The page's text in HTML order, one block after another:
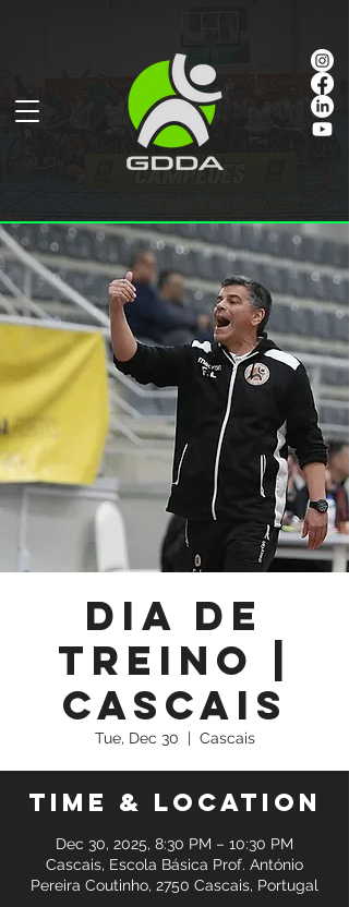
Dia de
Treino |
Cascais
Tue, Dec 30
  |
Cascais
Time & Location
Dec 30, 2025, 8:30 PM – 10:30 PM
Cascais, Escola Básica Prof. António
Pereira Coutinho, 2750 Cascais, Portugal